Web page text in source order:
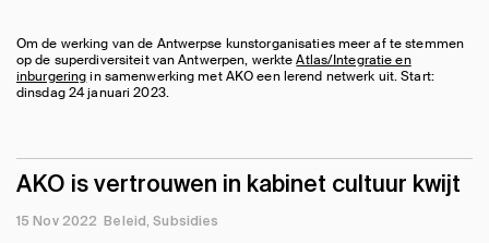
Om de werking van de Antwerpse kunstorganisaties meer af te stemmen
op de superdiversiteit van Antwerpen, werkteAtlas/Integratie en
inburgeringin samenwerking met AKO een lerend netwerk uit. Start:
dinsdag 24 januari 2023.
AKO is vertrouwen in kabinet cultuur kwijt
15 Nov 2022 Beleid Subsidies